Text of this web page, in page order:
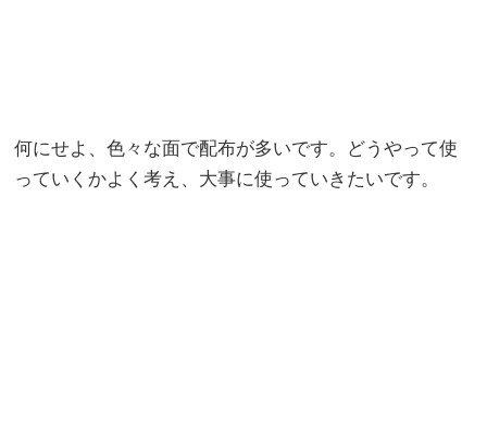
何にせよ、色々な面で配布が多いです。どうやって使
っていくかよく考え、大事に使っていきたいです。